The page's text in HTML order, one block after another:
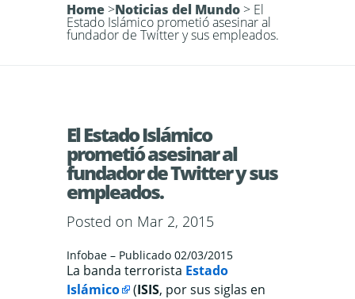
Home >Noticias del Mundo > El
Estado Islámico prometió asesinar al
fundador de Twitter y sus empleados.
El Estado Islámico
prometió asesinar al
fundador de Twitter y sus
empleados.
Posted on Mar 2, 2015
Infobae – Publicado 02/03/2015
La banda terrorista Estado
Islámico
(ISIS, por sus siglas en